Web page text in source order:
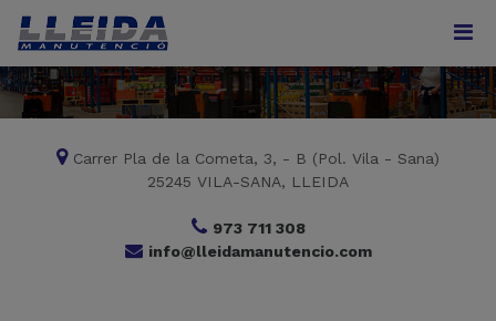
Carrer Pla de la Cometa, 3, - B (Pol. Vila - Sana)
25245 VILA-SANA, LLEIDA
973 711 308
info@lleidamanutencio.com